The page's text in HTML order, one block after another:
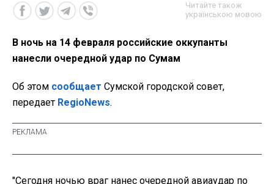
Читайте також
українською мовою
В ночь на 14 февраля российские оккупанты
нанесли очередной удар по Сумам
Об этом сообщает Сумской городской совет,
передает RegioNews.
"Сегодня ночью враг нанес очередной авиаудар по